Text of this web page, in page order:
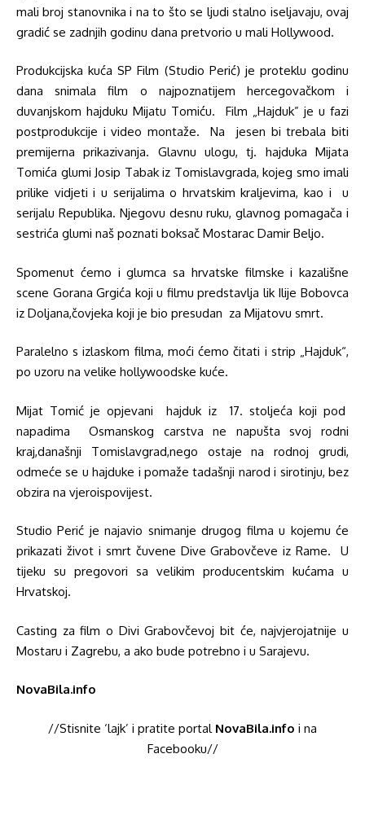
mali broj stanovnika i na to što se ljudi stalno iseljavaju, ovaj
gradić se zadnjih godinu dana pretvorio u mali Hollywood.
Produkcijska kuća SP Film (Studio Perić) je proteklu godinu
dana snimala film o najpoznatijem hercegovačkom i
duvanjskom hajduku Mijatu Tomiću. Film „Hajduk” je u fazi
postprodukcije i video montaže. Na jesen bi trebala biti
premijerna prikazivanja. Glavnu ulogu, tj. hajduka Mijata
Tomića glumi Josip Tabak iz Tomislavgrada, kojeg smo imali
prilike vidjeti i u serijalima o hrvatskim kraljevima, kao i u
serijalu Republika. Njegovu desnu ruku, glavnog pomagača i
sestrića glumi naš poznati boksač Mostarac Damir Beljo.
Spomenut ćemo i glumca sa hrvatske filmske i kazališne
scene Gorana Grgića koji u filmu predstavlja lik Ilije Bobovca
iz Doljana,čovjeka koji je bio presudan za Mijatovu smrt.
Paralelno s izlaskom filma, moći ćemo čitati i strip „Hajduk“,
po uzoru na velike hollywoodske kuće.
Mijat Tomić je opjevani hajduk iz 17. stoljeća koji pod
napadima Osmanskog carstva ne napušta svoj rodni
kraj,današnji Tomislavgrad,nego ostaje na rodnoj grudi,
odmeće se u hajduke i pomaže tadašnji narod i sirotinju, bez
obzira na vjeroispovijest.
Studio Perić je najavio snimanje drugog filma u kojemu će
prikazati život i smrt čuvene Dive Grabovčeve iz Rame. U
tijeku su pregovori sa velikim producentskim kućama u
Hrvatskoj.
Casting za film o Divi Grabovčevoj bit će, najvjerojatnije u
Mostaru i Zagrebu, a ako bude potrebno i u Sarajevu.
NovaBila.info
//Stisnite ‘lajk’ i pratite portal NovaBila.info i na
Facebooku//